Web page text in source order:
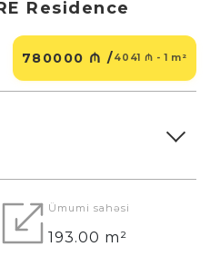
Residence
780000 ₼ /4041 ₼ - 1 m²
Ümumi sahəsi
193.00 m²